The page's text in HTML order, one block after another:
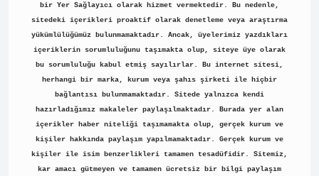
bir Yer Sağlayıcı olarak hizmet vermektedir. Bu nedenle,
sitedeki içerikleri proaktif olarak denetleme veya araştırma
yükümlülüğümüz bulunmamaktadır. Ancak, üyelerimiz yazdıkları
içeriklerin sorumluluğunu taşımakta olup, siteye üye olarak
bu sorumluluğu kabul etmiş sayılırlar. Bu internet sitesi,
herhangi bir marka, kurum veya şahıs şirketi ile hiçbir
bağlantısı bulunmamaktadır. Sitede yalnızca kendi
hazırladığımız makaleler paylaşılmaktadır. Burada yer alan
içerikler haber niteliği taşımamakta olup, gerçek kurum ve
kişiler hakkında paylaşım yapılmamaktadır. Gerçek kurum ve
kişiler ile isim benzerlikleri tamamen tesadüfidir. Sitemiz,
kar amacı gütmeyen ve tamamen ücretsiz bir bilgi paylaşım